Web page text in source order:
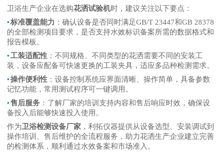
卫浴生产企业在选购花洒试验机时，建议关注以下要点：
•标准覆盖能力 ：确认设备是否同时满足GB/T 23447和GB 28378
的全部检测项目要求，是否支持水效标识备案所需的数据格式和
报告模板。
•工装适配性 ：不同规格、不同类型的花洒需要不同的安装工
装，设备应配备可快速更换的工装夹具，适应多品种检测需求。
•操作便利性 ：设备控制系统应界面清晰、操作简单，具备参数
记忆功能，常用测试程序可一键调用。
•售后服务 ：了解厂家的培训支持内容和售后响应时效，确保设
备投入后能够快速投入使用。
作为卫浴检测设备厂家 ，利拓仪器提供从设备选型、安装调试到
操作培训、售后维护的全流程服务，助力花洒生产企业建立完善
的检测体系，顺利通过水效备案和市场准入。